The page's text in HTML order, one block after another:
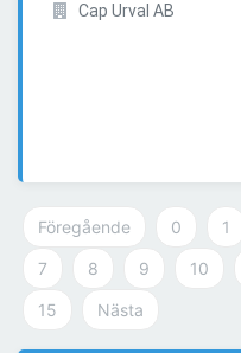
Cap Urval AB
Föregående 0 1
7 8 9 10
15 Nästa